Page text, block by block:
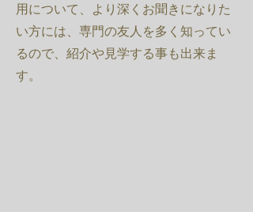
用について、より深くお聞きになりた
い方には、専門の友人を多く知ってい
るので、紹介や見学する事も出来ま
す。